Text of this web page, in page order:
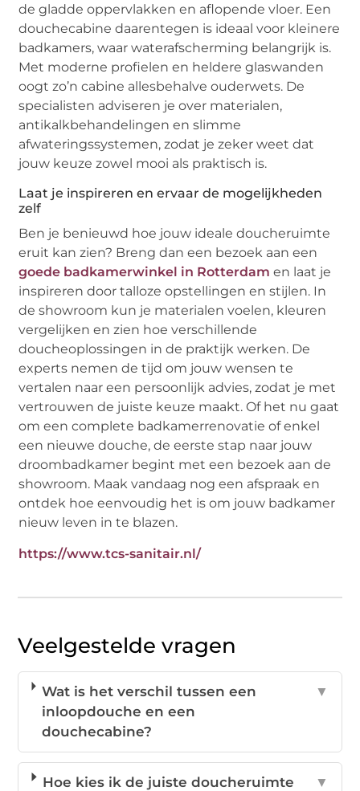
de gladde oppervlakken en aflopende vloer. Een
douchecabine daarentegen is ideaal voor kleinere
badkamers, waar waterafscherming belangrijk is.
Met moderne profielen en heldere glaswanden
oogt zo’n cabine allesbehalve ouderwets. De
specialisten adviseren je over materialen,
antikalkbehandelingen en slimme
afwateringssystemen, zodat je zeker weet dat
jouw keuze zowel mooi als praktisch is.
Laat je inspireren en ervaar de mogelijkheden
zelf
Ben je benieuwd hoe jouw ideale doucheruimte
eruit kan zien? Breng dan een bezoek aan een
goede badkamerwinkel in Rotterdam en laat je
inspireren door talloze opstellingen en stijlen. In
de showroom kun je materialen voelen, kleuren
vergelijken en zien hoe verschillende
doucheoplossingen in de praktijk werken. De
experts nemen de tijd om jouw wensen te
vertalen naar een persoonlijk advies, zodat je met
vertrouwen de juiste keuze maakt. Of het nu gaat
om een complete badkamerrenovatie of enkel
een nieuwe douche, de eerste stap naar jouw
droombadkamer begint met een bezoek aan de
showroom. Maak vandaag nog een afspraak en
ontdek hoe eenvoudig het is om jouw badkamer
nieuw leven in te blazen.
https://www.tcs-sanitair.nl/
Veelgestelde vragen
Wat is het verschil tussen een
inloopdouche en een
douchecabine?
▼
Hoe kies ik de juiste doucheruimte
▼